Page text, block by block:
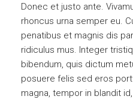
Donec et justo ante.
rhoncus urna semper eu.
penatibus et magnis dis
ridiculus mus. Integer
bibendum, quis dictum
posuere felis sed eros
magna, tempor in blandit